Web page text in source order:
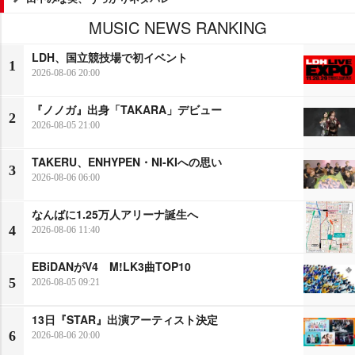
MUSIC NEWS RANKING
1
LDH、国立競技場で初イベント
2026-08-06 20:00
2
『ノノガ』出身「TAKARA」デビュー
2026-08-05 21:00
3
TAKERU、ENHYPEN・NI-KIへの思い
2026-08-06 06:00
4
なんばに1.25万人アリーナ誕生へ
2026-08-06 11:40
5
EBiDANがV4 M!LK3曲TOP10
2026-08-05 09:21
6
13日『STAR』出演アーティスト決定
2026-08-06 20:00